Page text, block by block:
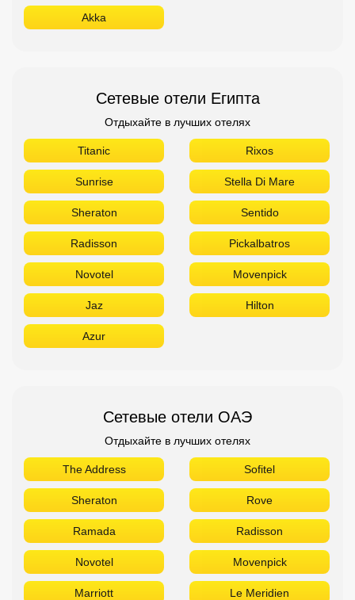
Akka
Сетевые отели Египта
Отдыхайте в лучших отелях
Titanic Rixos
Sunrise Stella Di Mare
Sheraton Sentido
Radisson Pickalbatros
Novotel Movenpick
Jaz Hilton
Azur
Сетевые отели ОАЭ
Отдыхайте в лучших отелях
The Address Sofitel
Sheraton Rove
Ramada Radisson
Novotel Movenpick
Marriott Le Meridien